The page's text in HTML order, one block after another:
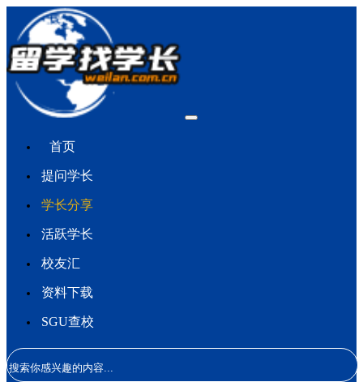
首页
提问学长
学长分享
活跃学长
校友汇
资料下载
SGU查校